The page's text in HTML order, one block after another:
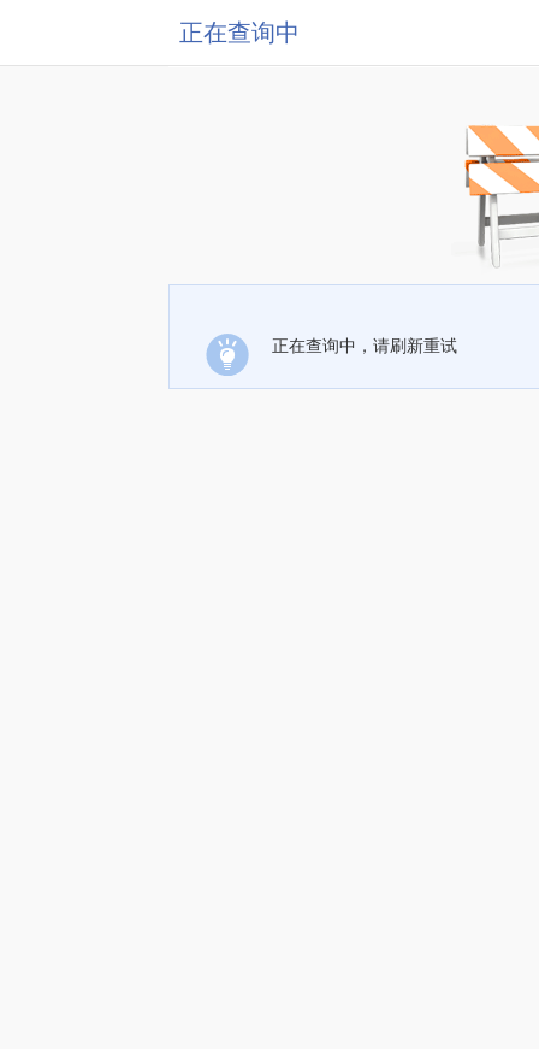
正在查询中
正在查询中，请刷新重试